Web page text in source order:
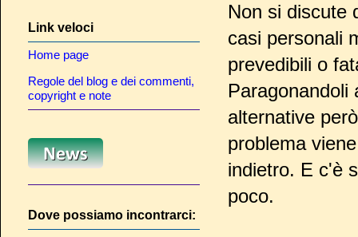
Non si discute
casi personali
prevedibili o
Paragonandoli
alternative
problema
indietro. E c'è
poco.
Link veloci
Home page
Regole del blog e dei commenti,
copyright e note
Dove possiamo incontrarci: